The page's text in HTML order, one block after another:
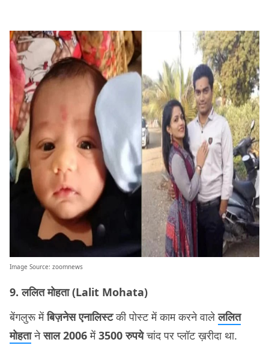
Image Source: zoomnews
9. ललित मोहता (Lalit Mohata)
बेंगलुरू मेंबिज़नेस एनालिस्टकी पोस्ट में काम करने वालेललित
मोहतानेसाल 2006में3500 रुपयेचांद पर प्लॉट ख़रीदा था.